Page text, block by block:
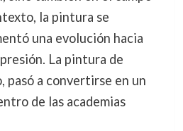
la pintura se
una evolución hacia
La pintura de
pasó a convertirse en un
de las academias